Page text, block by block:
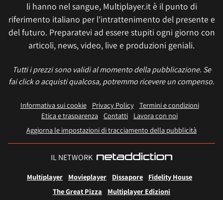
li hanno nel sangue, Multiplayer.it è il punto di
riferimento italiano per l'intrattenimento del presente e
del futuro. Preparatevi ad essere stupiti ogni giorno con
articoli, news, video, live e produzioni geniali.
Tutti i prezzi sono validi al momento della pubblicazione. Se
fai click o acquisti qualcosa, potremmo ricevere un compenso.
Informativa sui cookie Privacy Policy
Termini e condizioni
Etica e trasparenza Contatti
Lavora con noi
Aggiorna le impostazioni di tracciamento della pubblicità
IL NETWORK
Multiplayer Movieplayer Dissapore
Fidelity House
The Great Pizza
Multiplayer Edizioni